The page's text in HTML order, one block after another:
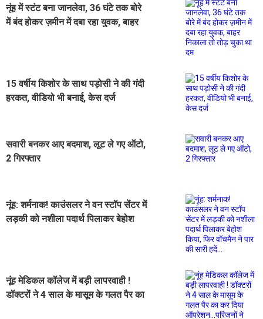
नूंह में स्टंट बना जानलेवा, 36 घंटे तक बोरे
में बंद होकर ज़मीन में दबा रहा युवक, बाहर
15 वर्षीय किशोर के साथ पड़ोसी ने की गंदी
हरकत, वीडियो भी बनाई, केस दर्ज
सवारी बनकर आए बदमाश, लूट ले गए ऑटो,
2 गिरफ्तार
नूंह: शर्मनाक! काउंसलर ने वन स्टॉप सेंटर में
लड़की को नशीला पदार्थ पिलाकर बेहोश
नूंह मेडिकल कॉलेज में बड़ी लापरवाही !
डॉक्टरों ने 4 साल के मासूम के गलत पैर का